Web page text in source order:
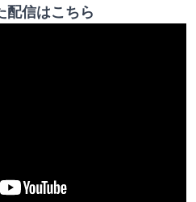
配信はこちら